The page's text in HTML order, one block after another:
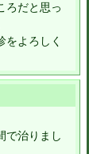
ろだと思っ
よろしく
で治りまし